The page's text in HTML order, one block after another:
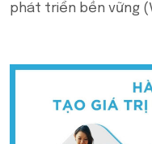
phát triển bền vững